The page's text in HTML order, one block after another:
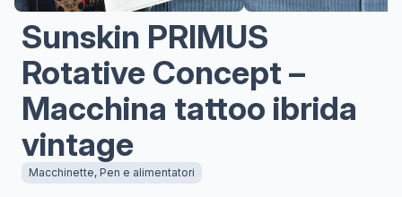
Sunskin PRIMUS
Rotative Concept –
Macchina tattoo ibrida
vintage
Macchinette, Pen e alimentatori